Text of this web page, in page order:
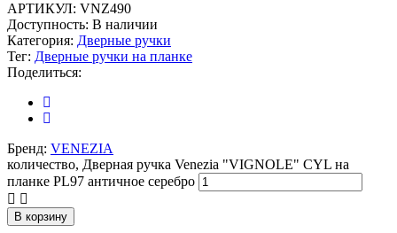
АРТИКУЛ: VNZ490
Доступность: В наличии
Категория: Дверные ручки
Тег: Дверные ручки на планке
Поделиться:
Бренд: VENEZIA
количество, Дверная ручка Venezia "VIGNOLE" CYL на
планке PL97 античное серебро
В корзину